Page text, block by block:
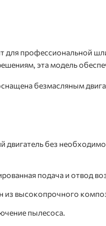
для профессиональной
эта модель
безмасляным
двигатель без
подача и отвод
из высокопрочного
пылесоса.